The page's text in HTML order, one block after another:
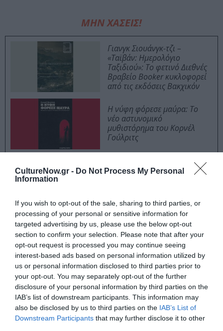
CultureNow.gr - Do Not Process My Personal
Information
If you wish to opt-out of the sale, sharing to third parties, or
processing of your personal or sensitive information for
targeted advertising by us, please use the below opt-out
section to confirm your selection. Please note that after your
opt-out request is processed you may continue seeing
interest-based ads based on personal information utilized by
us or personal information disclosed to third parties prior to
your opt-out. You may separately opt-out of the further
disclosure of your personal information by third parties on the
IAB’s list of downstream participants. This information may
also be disclosed by us to third parties on the IAB’s List of
Downstream Participants that may further disclose it to other
ΜΗΝ ΧΑΣΕΙΣ!
Γιανγκ Σιουάνγκ-τζι –
«Ταϊβάν: Ημερολόγιο
Ταξιδιού»: Το φετινό Διεθνές
Βραβείο Booker κυκλοφορεί
από τις εκδόσεις Βακχικόν
Η νύφη φόρεσε μαύρα: Το
νέο αστυνομικό
μυθιστόρημα του Κορνέλ
Γούλριτς
Η ποιητική συλλογή του Γιάννη Δούκα, με τίτλο Το
Πόλις.
Ακολουθήστε το Culturenow.gr στο Google News
μάθετε πρώτοι όλες τις ειδήσεις
Δείτε όλα τατελευταία νέαγια την Τέχνη και τον
Πολιτισμό στοCulturenow.gr
Νέοι Διαγωνισμοί❯
Tags